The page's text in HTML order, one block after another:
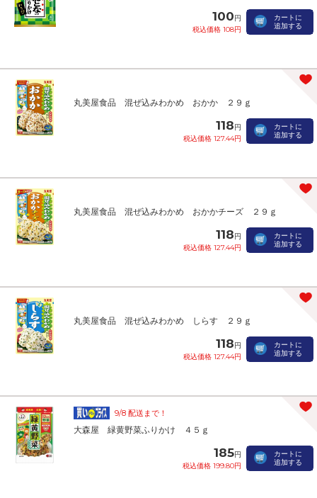
100円
税込価格 108円
カートに
追加する
丸美屋食品 混ぜ込みわかめ おかか ２９ｇ
118円
税込価格 127.44円
カートに
追加する
丸美屋食品 混ぜ込みわかめ おかかチーズ ２９ｇ
118円
税込価格 127.44円
カートに
追加する
丸美屋食品 混ぜ込みわかめ しらす ２９ｇ
118円
税込価格 127.44円
カートに
追加する
9/8 配送まで！
大森屋 緑黄野菜ふりかけ ４５ｇ
185円
税込価格 199.80円
カートに
追加する